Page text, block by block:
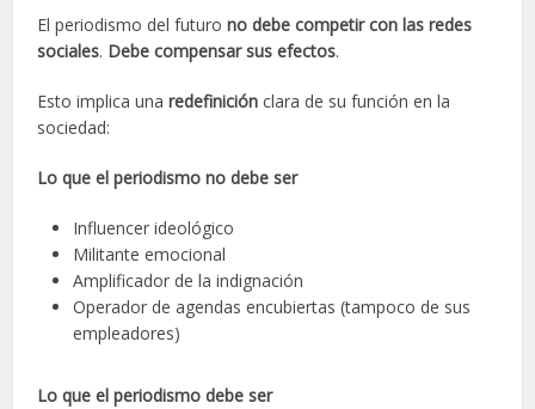
El periodismo del futurono debe competir con las redes
sociales. Debe compensar sus efectos.
Esto implica unaredefinición clara de su función en la
sociedad:
Lo que el periodismo no debe ser
Influencer ideológico
Militante emocional
Amplificador de la indignación
Operador de agendas encubiertas (tampoco de sus
empleadores)
Lo que el periodismo debe ser